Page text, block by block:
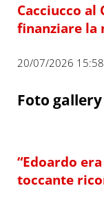
Cacciucco al
finanziare la
20/07/2026 15:58
Foto gallery
“Edoardo
toccante